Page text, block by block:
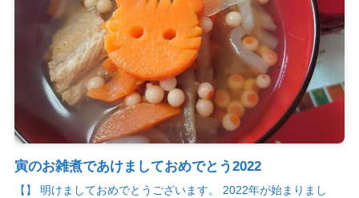
寅のお雑煮であけましておめでとう2022
【】 明けましておめでとうございます。 2022年が始まりまし